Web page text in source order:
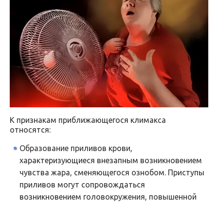
К признакам приближающегося климакса
относятся:
Образование приливов крови,
характеризующиеся внезапным возникновением
чувства жара, сменяющегося ознобом. Приступы
приливов могут сопровождаться
возникновением головокружения, повышенной